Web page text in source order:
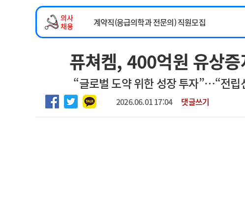
인포메이션 행정처분 판례
고객센터 회사소개 법적고지
의사
채용
계약직(응급의학과 전문의) 직원모집
하반기 전공의(레지던트1년차) 모집
2026년 하반기 인턴 모집
마취통증의학과 임기제 임상의사 채용
퓨쳐켐, 400억원 유상
“글로벌 도약 위한 성장 투자”…“전립
2026.06.01 17:04 댓글쓰기